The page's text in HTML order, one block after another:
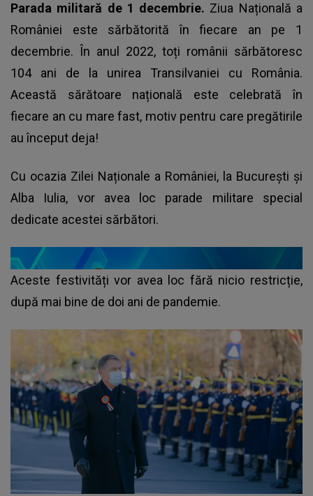
Parada militară de 1 decembrie. Ziua Națională a
României este sărbătorită în fiecare an pe 1
decembrie. În anul 2022, toți românii sărbătoresc
104 ani de la unirea Transilvaniei cu România.
Această sărătoare națională este celebrată în
fiecare an cu mare fast, motiv pentru care pregătirile
au început deja!
Cu ocazia Zilei Naționale a României, la București și
Alba Iulia, vor avea loc parade militare special
dedicate acestei sărbători.
Aceste festivități vor avea loc fără nicio restricție,
după mai bine de doi ani de pandemie.